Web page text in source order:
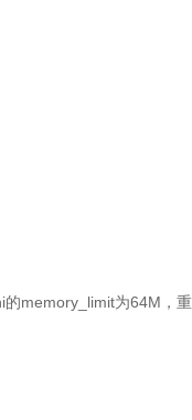
memory_limit为64M，